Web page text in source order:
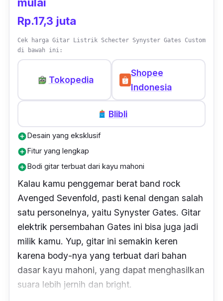
mulai
Rp.17,3 juta
Cek harga Gitar Listrik Schecter Synyster Gates Custom
di bawah ini:
Tokopedia
Shopee
Indonesia
Blibli
add_circleDesain yang eksklusif
add_circleFitur yang lengkap
add_circleBodi gitar terbuat dari kayu mahoni
Kalau kamu penggemar berat band rock
Avenged Sevenfold, pasti kenal dengan salah
satu personelnya, yaitu Synyster Gates. Gitar
elektrik persembahan Gates ini bisa juga jadi
milik kamu. Yup, gitar ini semakin keren
karena body-nya yang terbuat dari bahan
dasar kayu mahoni, yang dapat menghasilkan
suara lebih jernih dan bright.